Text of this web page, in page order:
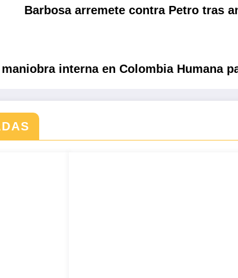
Barbosa arremete contra Petro tras
interna en Colombia Humana